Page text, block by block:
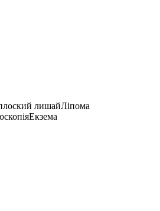
лишайЛіпома
Екзема